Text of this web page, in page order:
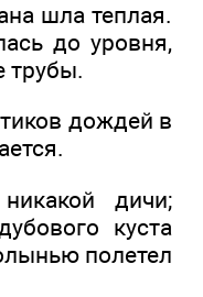
шла теплая.
до уровня,
трубы.
дождей в
дичи;
куста
полетел